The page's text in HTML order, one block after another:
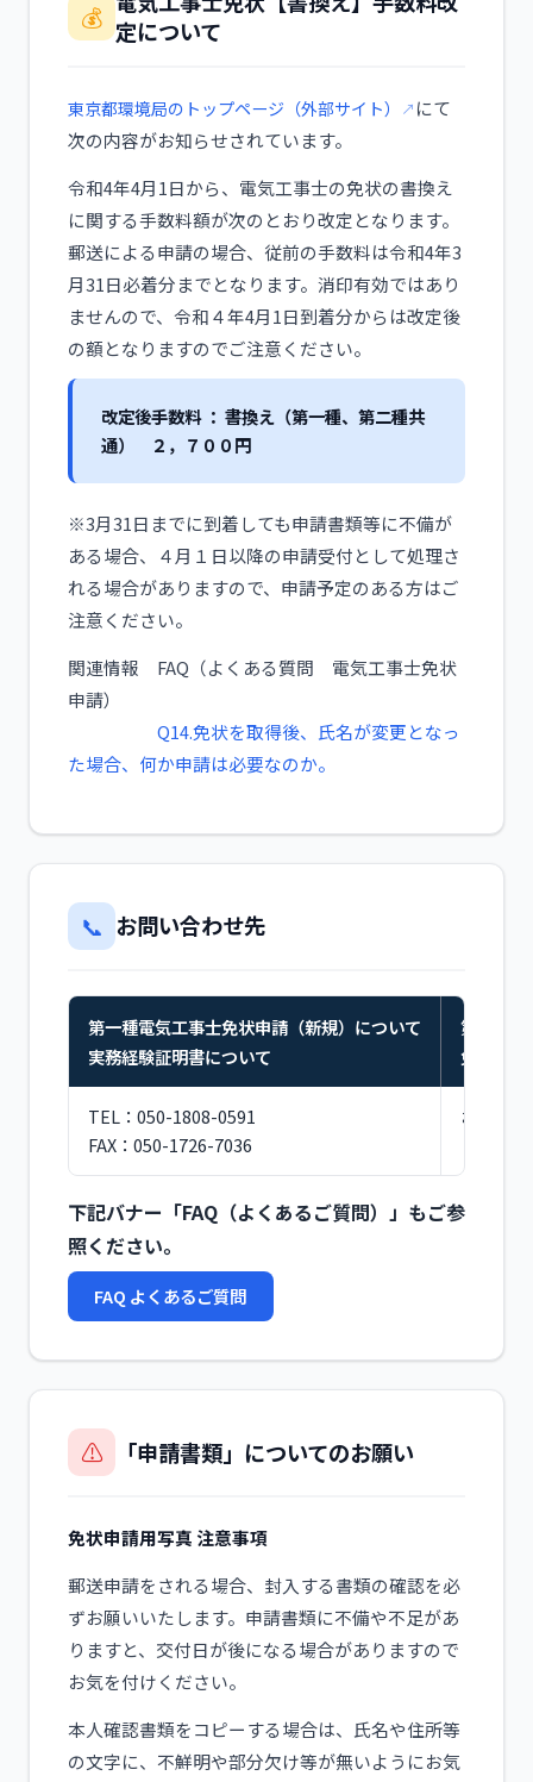
💰 定について
東京都環境局のトップページ（外部サイト）
にて
次の内容がお知らせされています。
令和4年4月1日から、電気工事士の免状の書換え
に関する手数料額が次のとおり改定となります。
郵送による申請の場合、従前の手数料は令和4年3
月31日必着分までとなります。消印有効ではあり
ませんので、令和４年4月1日到着分からは改定後
の額となりますのでご注意ください。
改定後手数料 ： 書換え（第一種、第二種共
通） ２，７００円
※3月31日までに到着しても申請書類等に不備が
ある場合、４月１日以降の申請受付として処理さ
れる場合がありますので、申請予定のある方はご
注意ください。
関連情報 FAQ（よくある質問 電気工事士免状
申請）
Q14.免状を取得後、氏名が変更となっ
た場合、何か申請は必要なのか。
📞 お問い合わせ先
第一種電気工事士免状申請（新規）について
実務経験証明書について
第二種電
免状の再
TEL：050-1808-0591
FAX：050-1726-7036
お近くの
下記バナー「FAQ（よくあるご質問）」もご参
照ください。
FAQ よくあるご質問
⚠️ 「申請書類」についてのお願い
免状申請用写真 注意事項
郵送申請をされる場合、封入する書類の確認を必
ずお願いいたします。申請書類に不備や不足があ
りますと、交付日が後になる場合がありますので
お気を付けください。
本人確認書類をコピーする場合は、氏名や住所等
の文字に、不鮮明や部分欠け等が無いようにお気